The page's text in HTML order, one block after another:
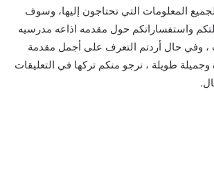
المعلومات التي تحتاجون إليها، وسوف
واستفساراتكم حول مقدمه اذاعه مدرسيه
بالفقرات ، وفي حال أردتم التعرف على أجمل مقدمة
طويلة ، نرجو منكم تركها في التعليقات